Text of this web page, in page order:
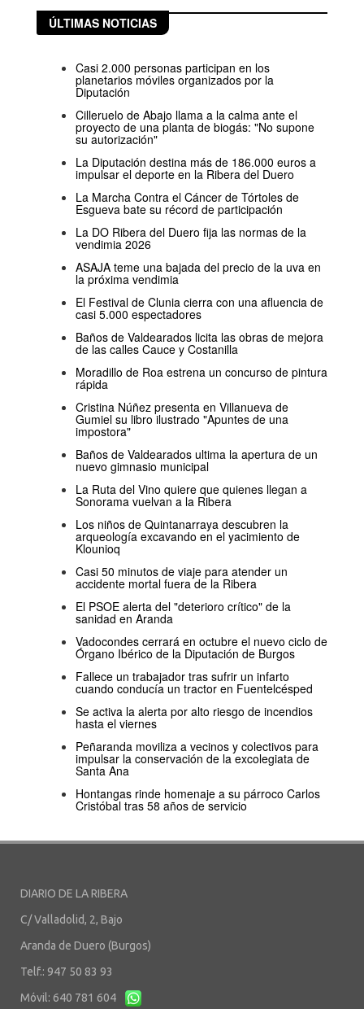
ÚLTIMAS NOTICIAS
Casi 2.000 personas participan en los
planetarios móviles organizados por la
Diputación
Cilleruelo de Abajo llama a la calma ante el
proyecto de una planta de biogás: "No supone
su autorización"
La Diputación destina más de 186.000 euros a
impulsar el deporte en la Ribera del Duero
La Marcha Contra el Cáncer de Tórtoles de
Esgueva bate su récord de participación
La DO Ribera del Duero fija las normas de la
vendimia 2026
ASAJA teme una bajada del precio de la uva en
la próxima vendimia
El Festival de Clunia cierra con una afluencia de
casi 5.000 espectadores
Baños de Valdearados licita las obras de mejora
de las calles Cauce y Costanilla
Moradillo de Roa estrena un concurso de pintura
rápida
Cristina Núñez presenta en Villanueva de
Gumiel su libro ilustrado "Apuntes de una
impostora"
Baños de Valdearados ultima la apertura de un
nuevo gimnasio municipal
La Ruta del Vino quiere que quienes llegan a
Sonorama vuelvan a la Ribera
Los niños de Quintanarraya descubren la
arqueología excavando en el yacimiento de
Klounioq
Casi 50 minutos de viaje para atender un
accidente mortal fuera de la Ribera
El PSOE alerta del "deterioro crítico" de la
sanidad en Aranda
Vadocondes cerrará en octubre el nuevo ciclo de
Órgano Ibérico de la Diputación de Burgos
Fallece un trabajador tras sufrir un infarto
cuando conducía un tractor en Fuentelcésped
Se activa la alerta por alto riesgo de incendios
hasta el viernes
Peñaranda moviliza a vecinos y colectivos para
impulsar la conservación de la excolegiata de
Santa Ana
Hontangas rinde homenaje a su párroco Carlos
Cristóbal tras 58 años de servicio
DIARIO DE LA RIBERA
C/ Valladolid, 2, Bajo
Aranda de Duero (Burgos)
Telf.: 947 50 83 93
Móvil: 640 781 604